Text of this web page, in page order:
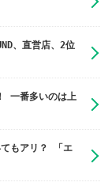
、直営店、2位
一番多いのは上
もアリ？ 「エ